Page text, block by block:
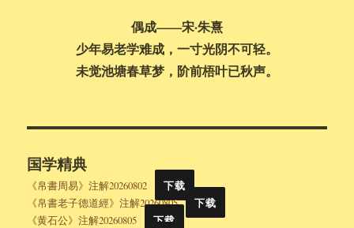
偶成——宋·朱熹
少年易老学难成，一寸光阴不可轻。
未觉池塘春草梦，阶前梧叶已秋声。
国学精典
《帛書周易》注解20260802
下载
《帛書老子德道經》注解20260805
下载
《黄石公》注解20260805
下载